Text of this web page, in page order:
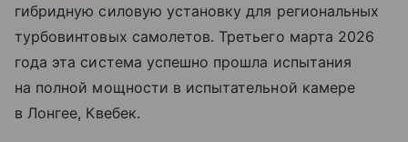
гибридную силовую установку для региональных
турбовинтовых самолетов. Третьего марта 2026
года эта система успешно прошла испытания
на полной мощности в испытательной камере
в Лонгее, Квебек.